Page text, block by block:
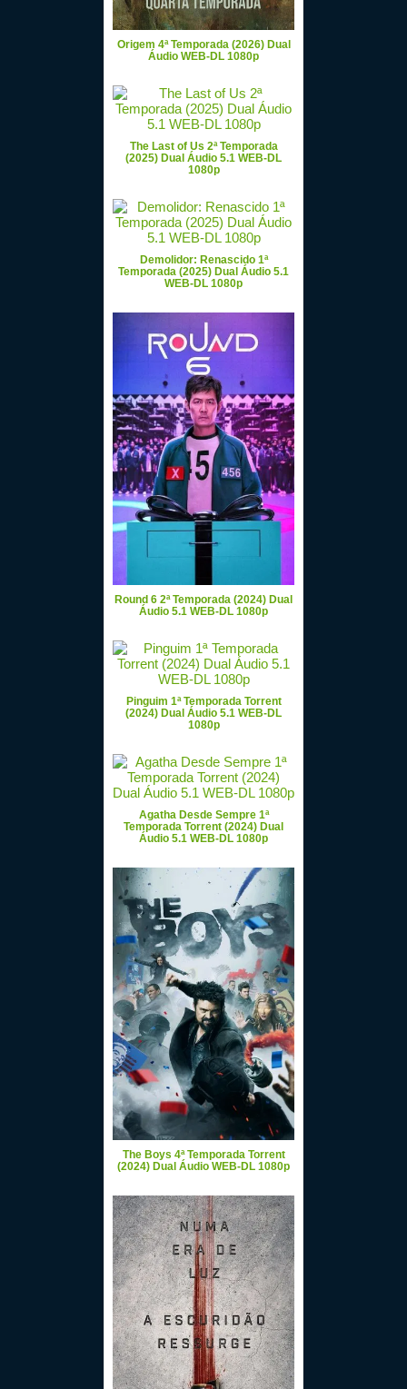
Origem 4ª Temporada (2026) Dual
Áudio WEB-DL 1080p
The Last of Us 2ª Temporada
(2025) Dual Áudio 5.1 WEB-DL
1080p
Demolidor: Renascido 1ª
Temporada (2025) Dual Áudio 5.1
WEB-DL 1080p
Round 6 2ª Temporada (2024) Dual
Áudio 5.1 WEB-DL 1080p
Pinguim 1ª Temporada Torrent
(2024) Dual Áudio 5.1 WEB-DL
1080p
Agatha Desde Sempre 1ª
Temporada Torrent (2024) Dual
Áudio 5.1 WEB-DL 1080p
The Boys 4ª Temporada Torrent
(2024) Dual Áudio WEB-DL 1080p